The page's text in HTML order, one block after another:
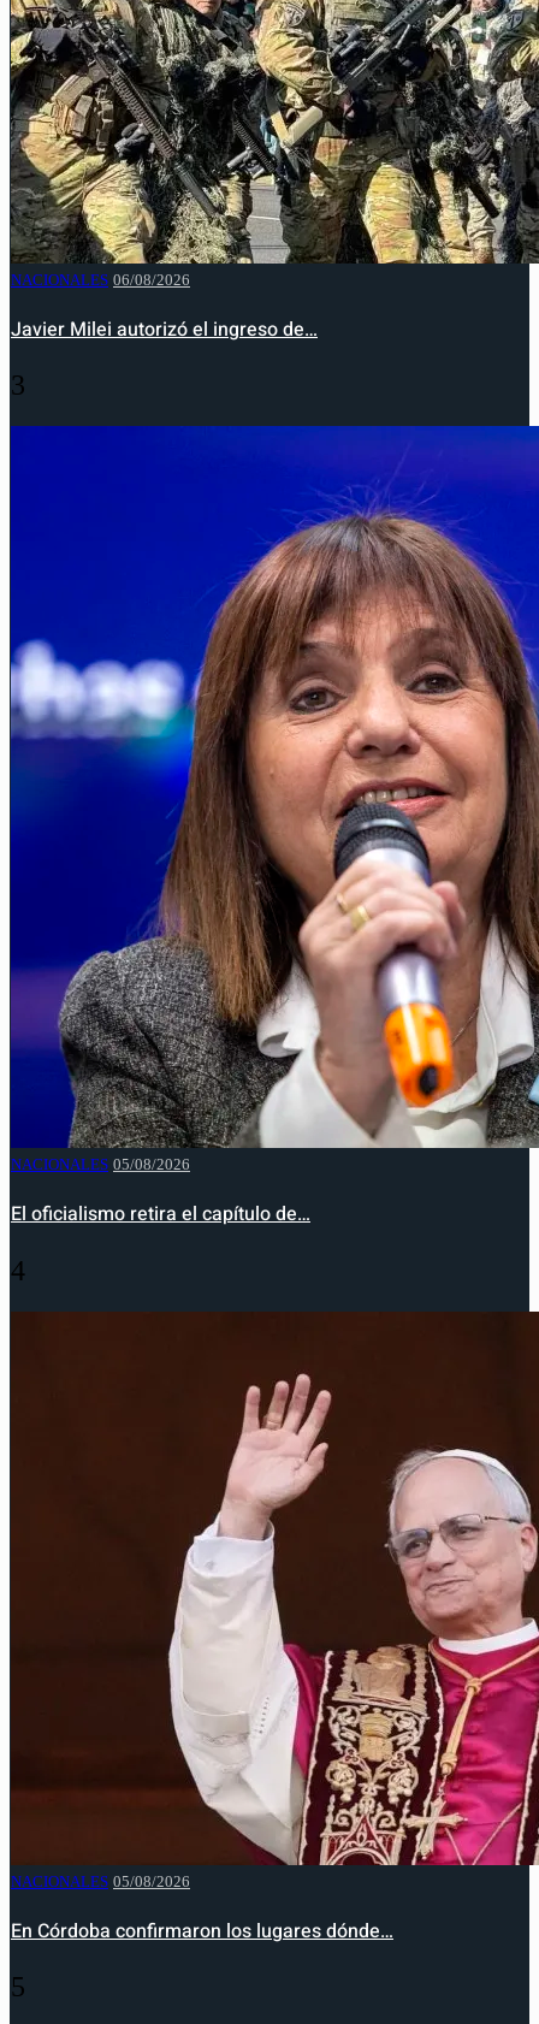
NACIONALES 06/08/2026
Javier Milei autorizó el ingreso de…
3
NACIONALES 05/08/2026
El oficialismo retira el capítulo de…
4
NACIONALES 05/08/2026
En Córdoba confirmaron los lugares dónde…
5